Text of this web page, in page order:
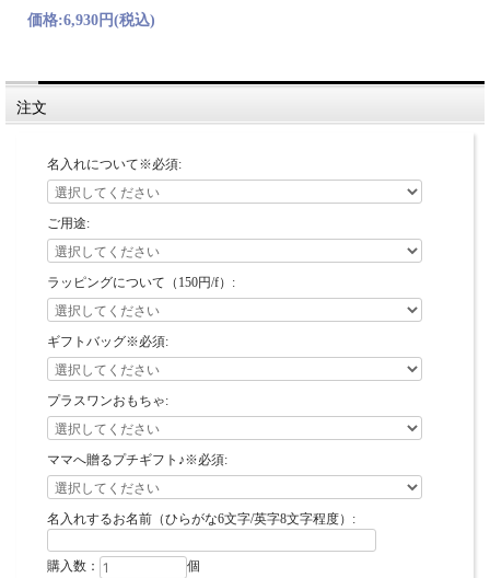
価格:6,930円(税込)
注文
名入れについて※必須:
ご用途:
ラッピングについて（150円/f）:
ギフトバッグ※必須:
プラスワンおもちゃ:
ママへ贈るプチギフト♪※必須:
名入れするお名前（ひらがな6文字/英字8文字程度）:
購入数： 個